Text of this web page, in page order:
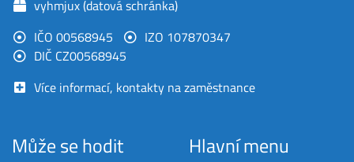
vyhmjux (datová schránka)
IČO 00568945
IZO 107870347
DIČ CZ00568945
Více informací, kontakty na zaměstnance
Může se hodit Hlavní menu